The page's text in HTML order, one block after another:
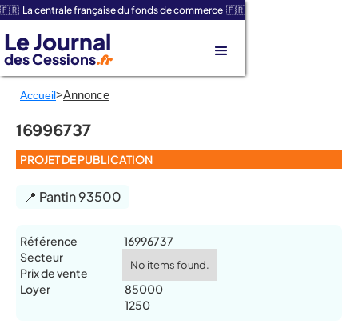
🇫🇷 La centrale française du fonds de commerce 🇫🇷
Le Journal
des Cessions.fr
Accueil>Annonce
16996737
PROJET DE PUBLICATION
📍 Pantin 93500
Référence
Secteur
Prix de vente
Loyer
16996737
No items found.
85000
1250